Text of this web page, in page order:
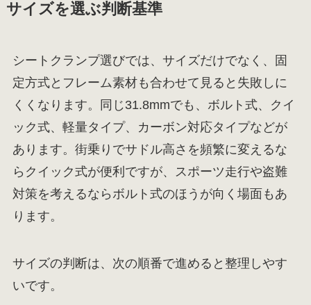
サイズを選ぶ判断基準
シートクランプ選びでは、サイズだけでなく、固
定方式とフレーム素材も合わせて見ると失敗しに
くくなります。同じ31.8mmでも、ボルト式、クイ
ック式、軽量タイプ、カーボン対応タイプなどが
あります。街乗りでサドル高さを頻繁に変えるな
らクイック式が便利ですが、スポーツ走行や盗難
対策を考えるならボルト式のほうが向く場面もあ
ります。
サイズの判断は、次の順番で進めると整理しやす
いです。